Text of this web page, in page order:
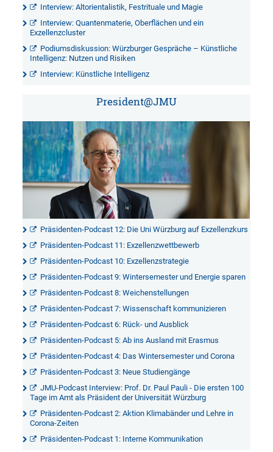
Interview: Altorientalistik, Festrituale und Magie
Interview: Quantenmaterie, Oberflächen und ein
Exzellenzcluster
Podiumsdiskussion: Würzburger Gespräche – Künstliche
Intelligenz: Nutzen und Risiken
Interview: Künstliche Intelligenz
President@JMU
Präsidenten-Podcast 12: Die Uni Würzburg auf Exzellenzkurs
Präsidenten-Podcast 11: Exzellenzwettbewerb
Präsidenten-Podcast 10: Exzellenzstrategie
Präsidenten-Podcast 9: Wintersemester und Energie sparen
Präsidenten-Podcast 8: Weichenstellungen
Präsidenten-Podcast 7: Wissenschaft kommunizieren
Präsidenten-Podcast 6: Rück- und Ausblick
Präsidenten-Podcast 5: Ab ins Ausland mit Erasmus
Präsidenten-Podcast 4: Das Wintersemester und Corona
Präsidenten-Podcast 3: Neue Studiengänge
JMU-Podcast Interview: Prof. Dr. Paul Pauli - Die ersten 100
Tage im Amt als Präsident der Universität Würzburg
Präsidenten-Podcast 2: Aktion Klimabänder und Lehre in
Corona-Zeiten
Präsidenten-Podcast 1: Interne Kommunikation